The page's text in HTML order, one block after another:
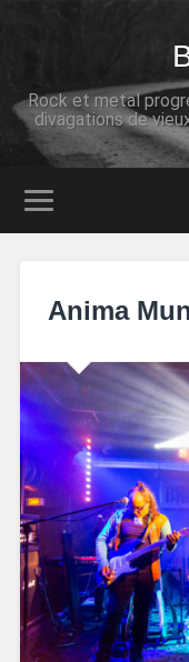
Rock et metal
divagations de
Anima